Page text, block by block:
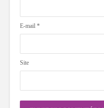
E-mail *
Site